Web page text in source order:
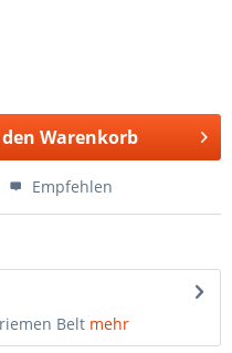
Warenkorb
Empfehlen
Belt mehr